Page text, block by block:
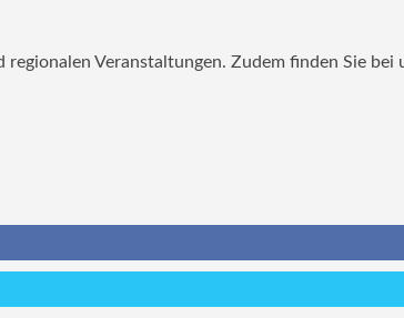
Veranstaltungen. Zudem finden Sie bei